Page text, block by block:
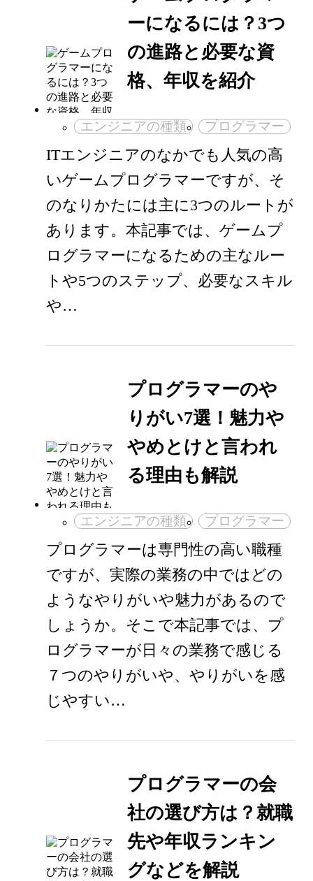
ーになるには？3つ
の進路と必要な資
格、年収を紹介
エンジニアの種類 プログラマー
ITエンジニアのなかでも人気の高
いゲームプログラマーですが、そ
のなりかたには主に3つのルートが
あります。本記事では、ゲームプ
ログラマーになるための主なルー
トや5つのステップ、必要なスキル
や…
プログラマーのや
りがい7選！魅力や
やめとけと言われ
る理由も解説
エンジニアの種類 プログラマー
プログラマーは専門性の高い職種
ですが、実際の業務の中ではどの
ようなやりがいや魅力があるので
しょうか。そこで本記事では、プ
ログラマーが日々の業務で感じる
７つのやりがいや、やりがいを感
じやすい…
プログラマーの会
社の選び方は？就職
先や年収ランキン
グなどを解説